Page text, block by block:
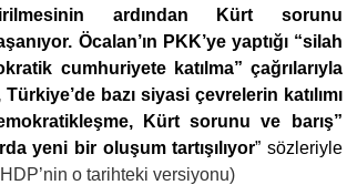
ardından Kürt sorunu
Öcalan’ın PKK’ye yaptığı “silah
cumhuriyete katılma” çağrılarıyla
bazı siyasi çevrelerin katılımı
Kürt sorunu ve barış”
yeni bir oluşum tartışılıyor” sözleriyle
o tarihteki versiyonu)